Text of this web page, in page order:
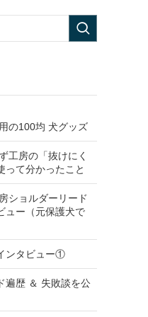
の100均 犬グッズ
工房の「抜けにく
って分かったこと
ショルダーリード
ュー（元保護犬で
ンタビュー①
遍歴 ＆ 失敗談を公